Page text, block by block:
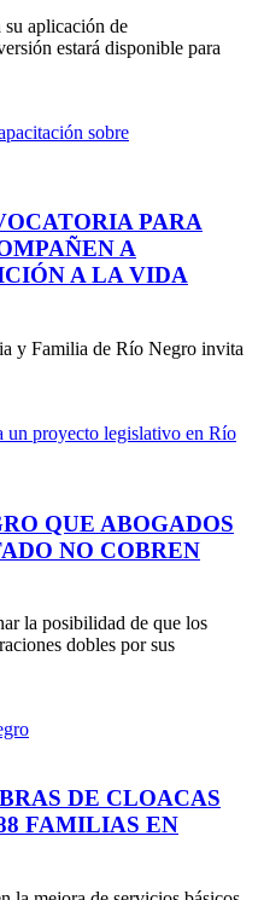
aplicación de
estará disponible para
PARA
A
A LA VIDA
y Familia de Río Negro invita
QUE ABOGADOS
NO COBREN
la posibilidad de que los
dobles por sus
DE CLOACAS
FAMILIAS EN